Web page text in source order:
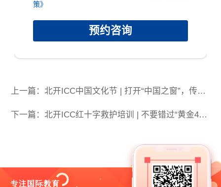
策》
预约咨询
上一篇：北开ICC中国文化节 | 打开“中国之窗”，传承文化力量！
下一篇：北开ICC红十字救护培训 | 不要错过“黄金4分钟”！急救技能每个人都应掌握！